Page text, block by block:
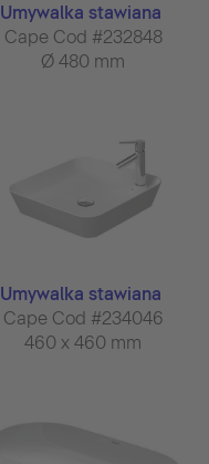
Umywalka stawiana
Cape Cod #232848
Ø 480 mm
Umywalka stawiana
Cape Cod #234046
460 x 460 mm